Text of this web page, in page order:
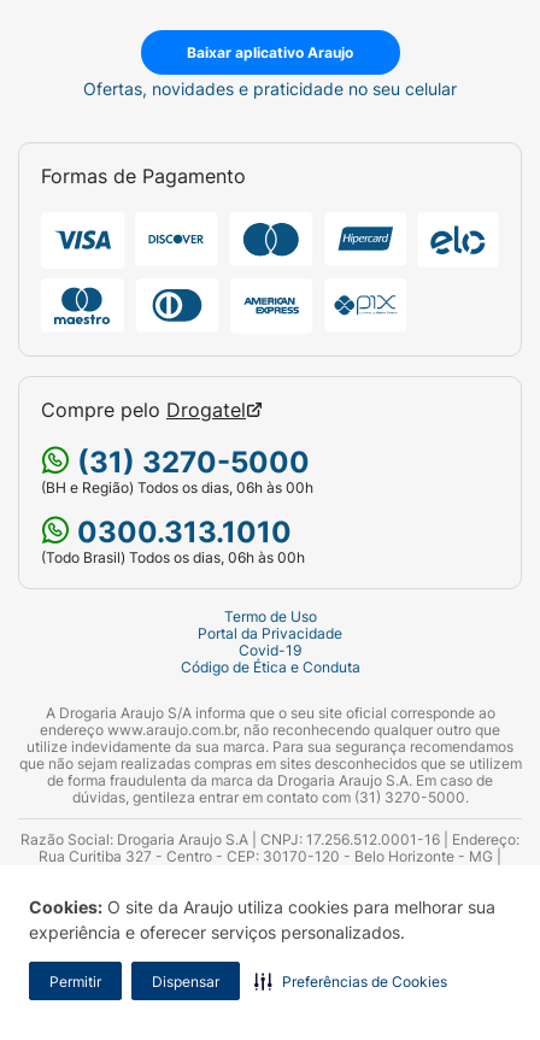
Cookies: O site da Araujo utiliza cookies para melhorar sua
experiência e oferecer serviços personalizados.
Permitir Dispensar Preferências de Cookies
Baixar aplicativo Araujo
Ofertas, novidades e praticidade no seu celular
Formas de Pagamento
Compre pelo Drogatel
(31) 3270-5000
(BH e Região) Todos os dias, 06h às 00h
0300.313.1010
(Todo Brasil) Todos os dias, 06h às 00h
Termo de Uso
Portal da Privacidade
Covid-19
Código de Ética e Conduta
A Drogaria Araujo S/A informa que o seu site oficial corresponde ao
endereço www.araujo.com.br, não reconhecendo qualquer outro que
utilize indevidamente da sua marca. Para sua segurança recomendamos
que não sejam realizadas compras em sites desconhecidos que se utilizem
de forma fraudulenta da marca da Drogaria Araujo S.A. Em caso de
dúvidas, gentileza entrar em contato com (31) 3270-5000.
Razão Social: Drogaria Araujo S.A | CNPJ: 17.256.512.0001-16 | Endereço:
Rua Curitiba 327 - Centro - CEP: 30170-120 - Belo Horizonte - MG |
Azevedo Guimarães – CRF 10.965 | Yasmin Silva Alvarenga – CRF 52.584 -
Consultor substituto: Thiago Aguiar Pinheiro - CRF Nº 13.748. Alvará
Sanitário: 2025020713 | Autorização de Funcionamento da Empresa (AFE):